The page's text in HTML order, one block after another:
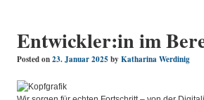
Entwickler:in im
Posted on23. Januar 2025 by Katharina Werdinig